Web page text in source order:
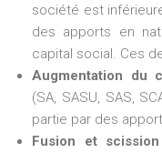
société est
des apports en
capital social. Ces
Augmentation du
(SA, SASU, SAS,
partie par des
Fusion et